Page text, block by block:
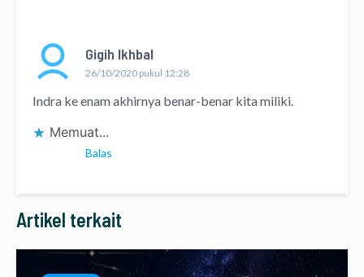
Gigih Ikhbal
26/10/2020 pukul 12:28
Indra ke enam akhirnya benar-benar kita miliki.
Memuat...
Balas
Artikel terkait